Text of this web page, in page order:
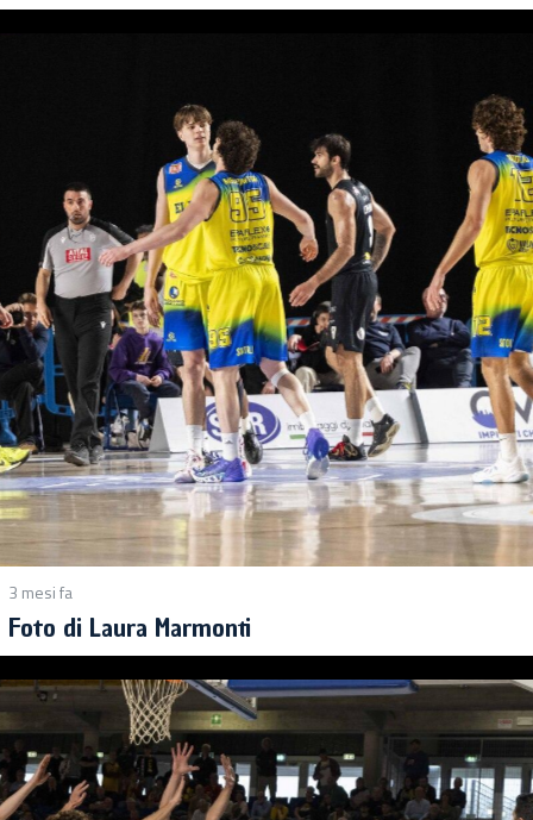
3 mesi fa
Foto di Laura Marmonti